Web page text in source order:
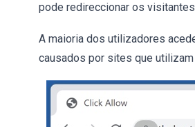
pode redireccionar os
A maioria dos utilizadores
causados por sites que